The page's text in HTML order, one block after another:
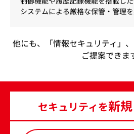
システムによる厳格な保管・管理
他にも、「情報セキュリティ」
ご提案できま
セキュリティを新